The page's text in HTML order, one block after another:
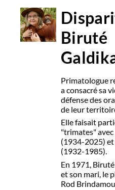
Biruté
Primatologue
a consacré sa
défense des
de leur
Elle faisait
"trimates"
(1934-2025) et
(1932-1985).
En 1971,
et son mari, le
Rod